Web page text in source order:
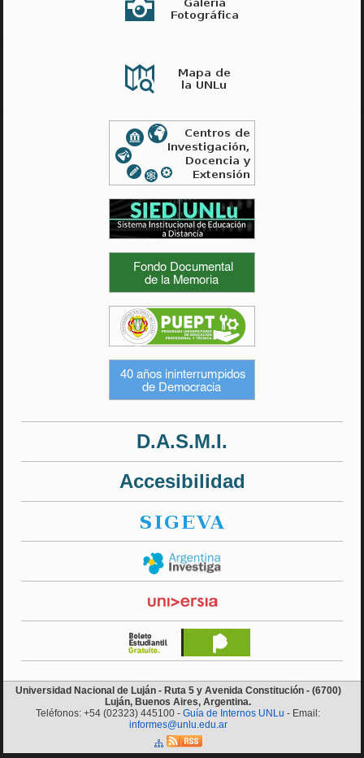
D.A.S.M.I.
Accesibilidad
Universidad Nacional de Luján - Ruta 5 y Avenida Constitución - (6700)
Luján, Buenos Aires, Argentina.
Teléfonos: +54 (02323) 445100 - Guía de Internos UNLu - Email:
informes@unlu.edu.ar